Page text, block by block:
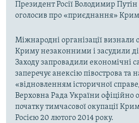
Президент Росії Володимир Путін
оголосив про «приєднання»
Міжнародні організації визнали
Криму незаконними і засудили
Заходу запровадили економічні
заперечує анексію півострова та
«відновленням історичної
Верховна Рада України офіційно
початку тимчасової окупації
Росією 20 лютого 2014 року.